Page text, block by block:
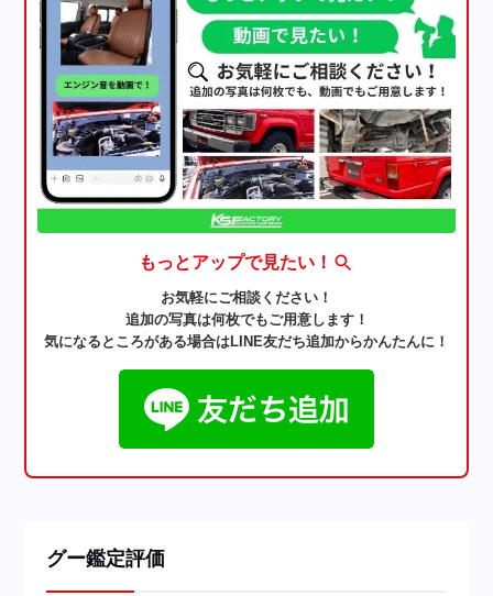
もっとアップで見たい！
お気軽にご相談ください！
追加の写真は何枚でもご用意します！
気になるところがある場合はLINE友だち追加からかんたんに！
グー鑑定評価